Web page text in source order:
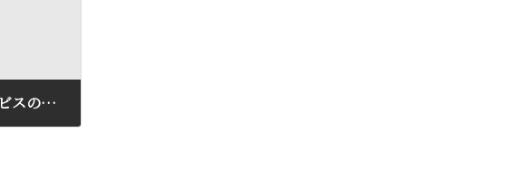
仲人型結婚相談所と結婚情報サービスの違い